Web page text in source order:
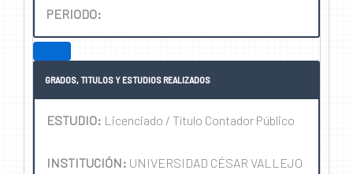
PERIODO:
GRADOS, TITULOS Y ESTUDIOS REALIZADOS
ESTUDIO: Licenciado / Título Contador Público
INSTITUCIÓN: UNIVERSIDAD CÉSAR VALLEJO